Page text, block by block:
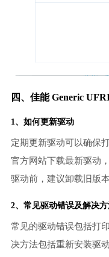
四、佳能 Generic
1、如何更新驱动
定期更新驱动可以确保
官方网站下载最新驱动
驱动前，建议卸载旧版
2、常见驱动错误及解决
常见的驱动错误包括打
决方法包括重新安装驱